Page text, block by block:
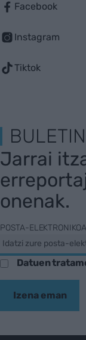
Facebook
Instagram
Tiktok
Jarrai
onenak.
POSTA-ELEKTRONIKOA
Datuen
Izena eman